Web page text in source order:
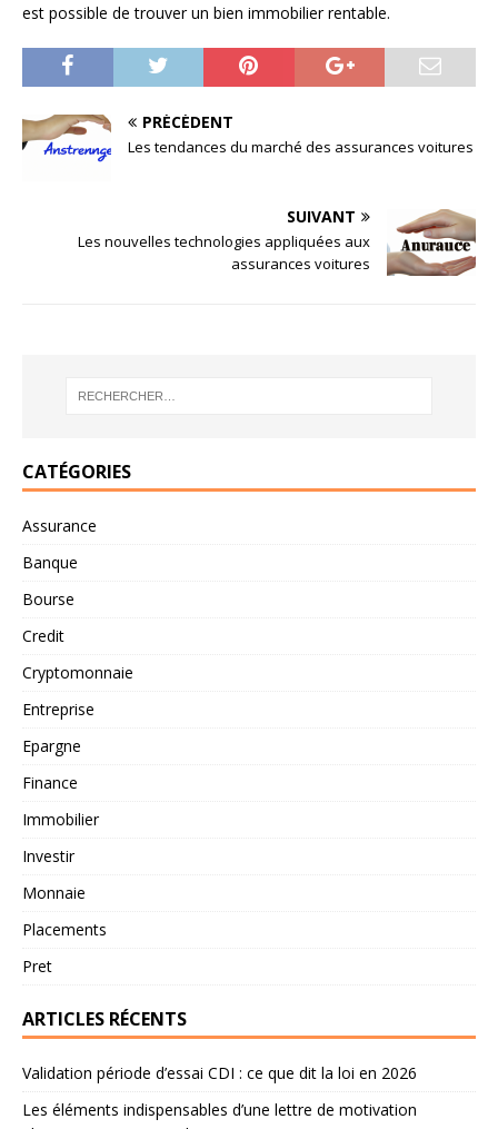
est possible de trouver un bien immobilier rentable.
PRÉCÉDENT
Les tendances du marché des assurances voitures
SUIVANT
Les nouvelles technologies appliquées aux
assurances voitures
CATÉGORIES
Assurance
Banque
Bourse
Credit
Cryptomonnaie
Entreprise
Epargne
Finance
Immobilier
Investir
Monnaie
Placements
Pret
ARTICLES RÉCENTS
Validation période d’essai CDI : ce que dit la loi en 2026
Les éléments indispensables d’une lettre de motivation